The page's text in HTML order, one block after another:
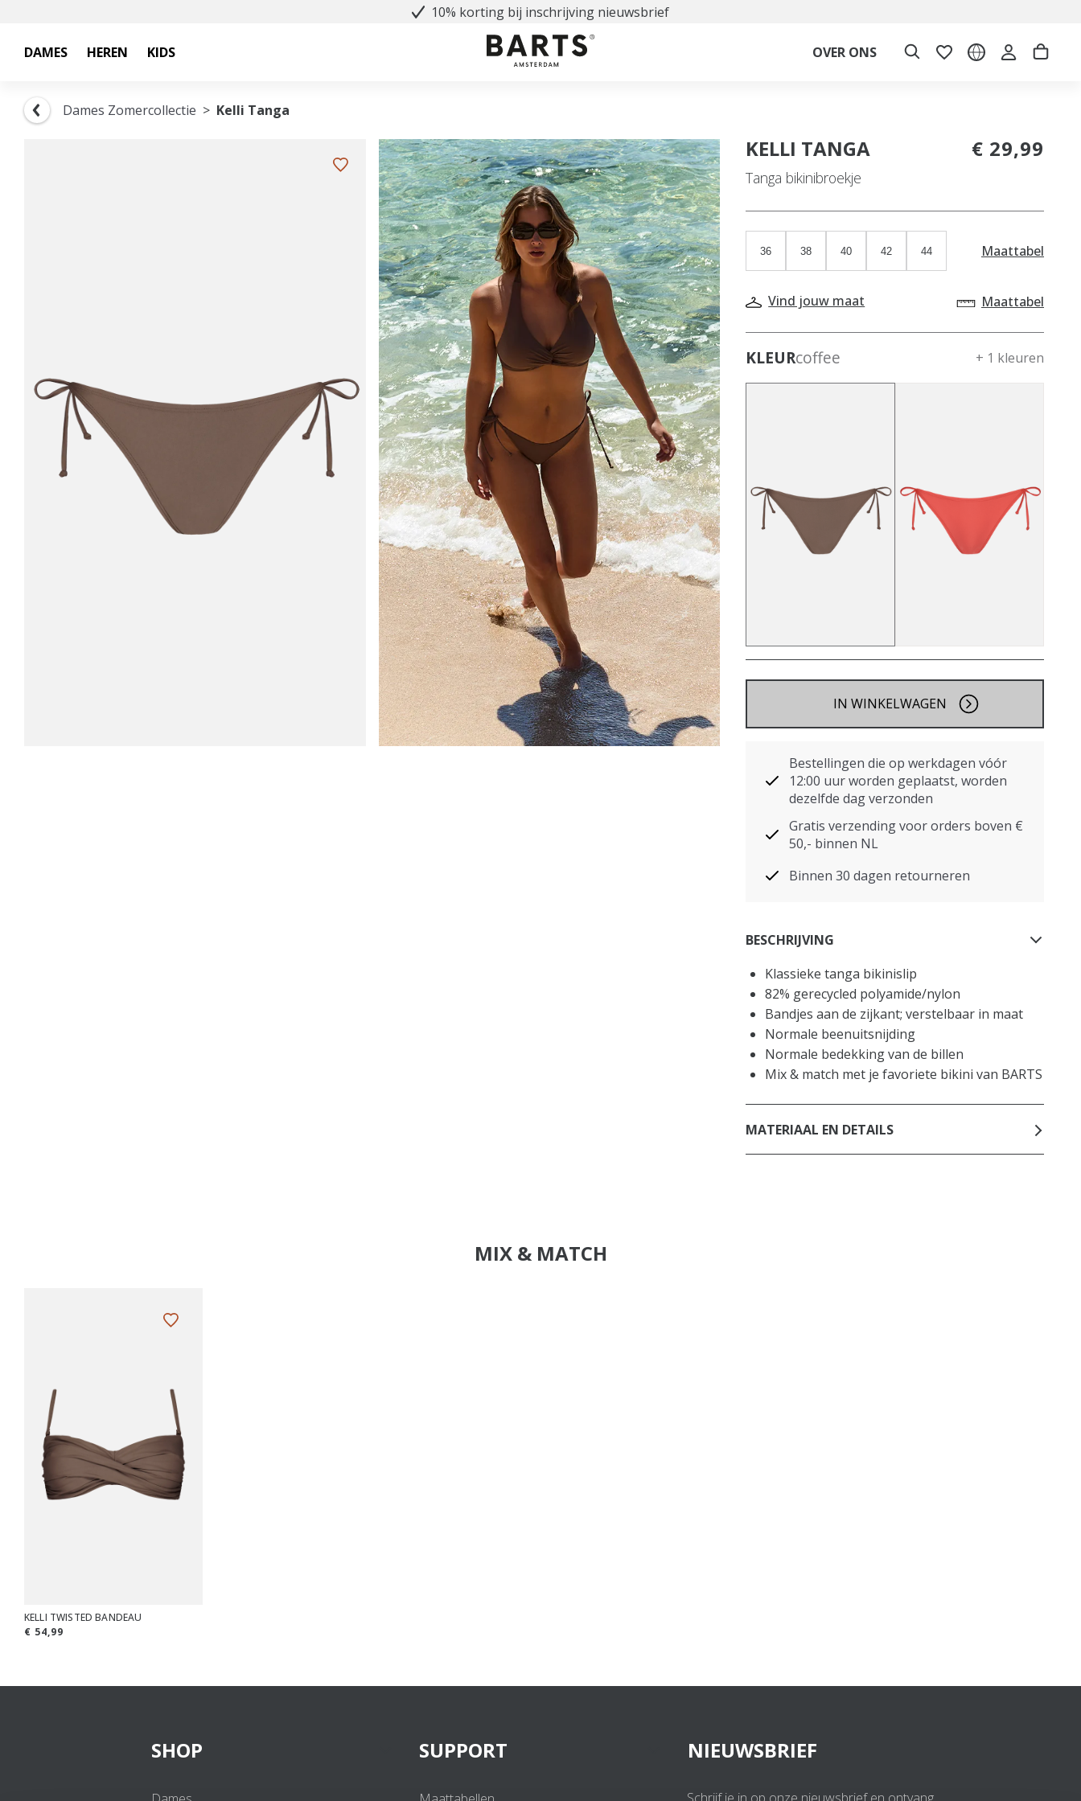
10% korting bij inschrijving nieuwsbrief
DAMES HEREN KIDS OVER ONS
Dames Zomercollectie Kelli Tanga
KELLI TANGA
Tanga bikinibroekje
€ 29,99
36 38 40 42 44 Maattabel
Vind jouw maat Maattabel
KLEURcoffee + 1 kleuren
IN WINKELWAGEN
Bestellingen die op werkdagen vóór
12:00 uur worden geplaatst, worden
dezelfde dag verzonden
Gratis verzending voor orders boven €
50,- binnen NL
Binnen 30 dagen retourneren
BESCHRIJVING
Klassieke tanga bikinislip
82% gerecycled polyamide/nylon
Bandjes aan de zijkant; verstelbaar in maat
Normale beenuitsnijding
Normale bedekking van de billen
Mix & match met je favoriete bikini van BARTS
MATERIAAL EN DETAILS
MIX & MATCH
KELLI TWISTED BANDEAU
€ 54,99
SHOP SUPPORT NIEUWSBRIEF